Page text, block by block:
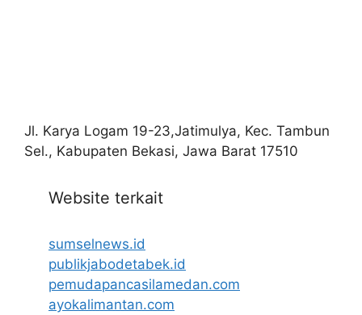
Jl. Karya Logam 19-23,Jatimulya, Kec. Tambun
Sel., Kabupaten Bekasi, Jawa Barat 17510
Website terkait
sumselnews.id
publikjabodetabek.id
pemudapancasilamedan.com
ayokalimantan.com